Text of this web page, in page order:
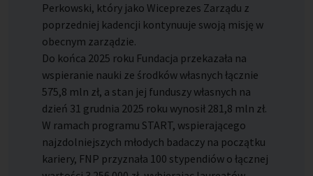
Perkowski, który jako Wiceprezes Zarządu z
poprzedniej kadencji kontynuuje swoją misję w
obecnym zarządzie.
Do końca 2025 roku Fundacja przekazała na
wspieranie nauki ze środków własnych łącznie
575,8 mln zł, a stan jej funduszy własnych na
dzień 31 grudnia 2025 roku wynosił 281,8 mln zł.
W ramach programu START, wspierającego
najzdolniejszych młodych badaczy na początku
kariery, FNP przyznała 100 stypendiów o łącznej